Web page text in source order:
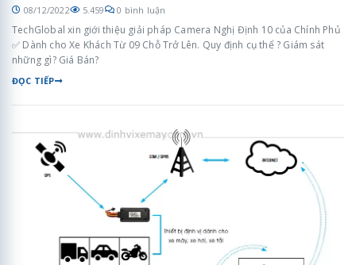
08/12/2022 5.459 0 bình luận
TechGlobal xin giới thiệu giải pháp Camera Nghị Định 10 của Chính Phủ
✅ Dành cho Xe Khách Từ 09 Chỗ Trở Lên. Quy định cụ thể ? Giám sát
những gì? Giá Bán?
ĐỌC TIẾP